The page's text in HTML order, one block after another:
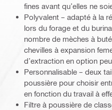
fines avant qu’elles ne
Polyvalent – adapté à la
lors du forage et du
nombre de mèches à
chevilles à expansion
d’extraction en option
Personnalisable – deux
poussière pour choisir
en fonction du travail à
Filtre à poussière de